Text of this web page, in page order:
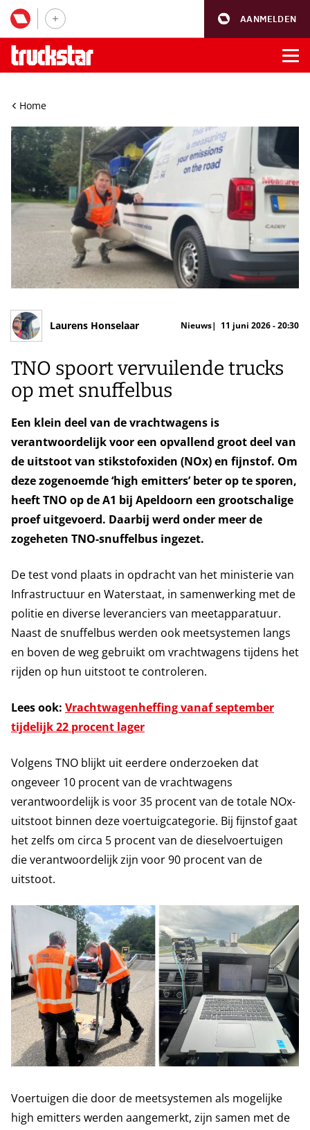
AANMELDEN
Home
Laurens Honselaar Nieuws 11 juni 2026 - 20:30
TNO spoort vervuilende trucks
op met snuffelbus
Een klein deel van de vrachtwagens is
verantwoordelijk voor een opvallend groot deel van
de uitstoot van stikstofoxiden (NOx) en fijnstof. Om
deze zogenoemde ‘high emitters’ beter op te sporen,
heeft TNO op de A1 bij Apeldoorn een grootschalige
proef uitgevoerd. Daarbij werd onder meer de
zogeheten TNO-snuffelbus ingezet.
De test vond plaats in opdracht van het ministerie van
Infrastructuur en Waterstaat, in samenwerking met de
politie en diverse leveranciers van meetapparatuur.
Naast de snuffelbus werden ook meetsystemen langs
en boven de weg gebruikt om vrachtwagens tijdens het
rijden op hun uitstoot te controleren.
Lees ook: Vrachtwagenheffing vanaf september
tijdelijk 22 procent lager
Volgens TNO blijkt uit eerdere onderzoeken dat
ongeveer 10 procent van de vrachtwagens
verantwoordelijk is voor 35 procent van de totale NOx-
uitstoot binnen deze voertuigcategorie. Bij fijnstof gaat
het zelfs om circa 5 procent van de dieselvoertuigen
die verantwoordelijk zijn voor 90 procent van de
uitstoot.
Voertuigen die door de meetsystemen als mogelijke
high emitters werden aangemerkt, zijn samen met de